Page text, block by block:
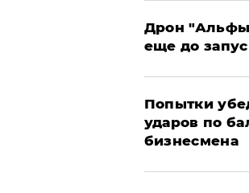
Дрон
еще до
Попытки
ударов по
бизнесмена